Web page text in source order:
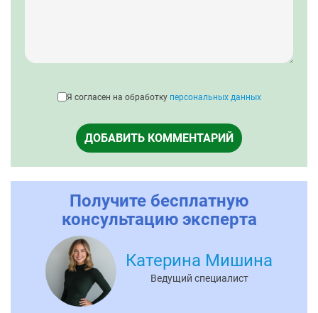
Я согласен на обработку персональных данных
ДОБАВИТЬ КОММЕНТАРИЙ
Получите бесплатную
консультацию эксперта
Катерина Мишина
Ведущий специалист